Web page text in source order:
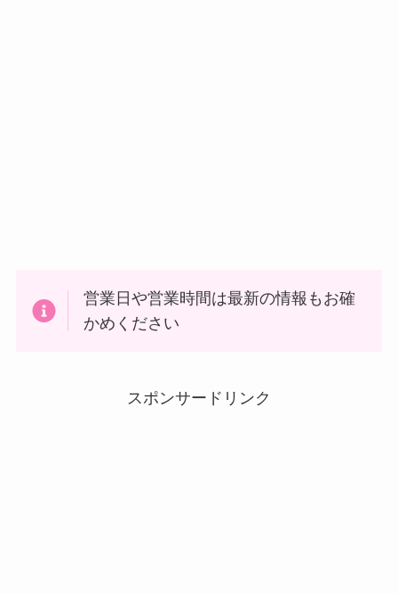
営業日や営業時間は最新の情報もお確
かめください
スポンサードリンク